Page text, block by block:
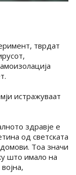
тврдат
истражуваат
здравје е
од светската
Тоа значи
што имало на